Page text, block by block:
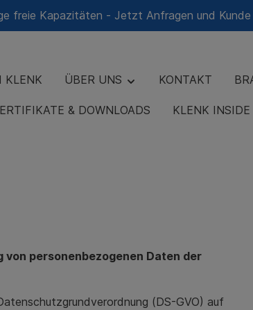
freie Kapazitäten - Jetzt Anfragen und Kunde
KLENK ÜBER UNS KONTAKT
& DOWNLOADS KLENK INSIDE
von personenbezogenen Daten der
(DS-GVO) auf